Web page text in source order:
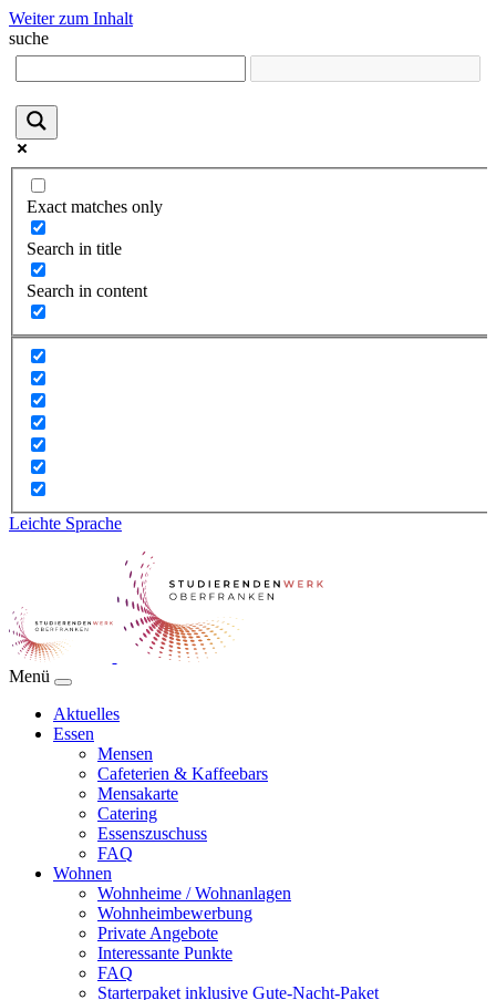
Weiter zum Inhalt
suche
Exact matches only
Search in title
Search in content
Leichte Sprache
Menü
Aktuelles
Essen
Mensen
Cafeterien & Kaffeebars
Mensakarte
Catering
Essenszuschuss
FAQ
Wohnen
Wohnheime / Wohnanlagen
Wohnheimbewerbung
Private Angebote
Interessante Punkte
FAQ
Starterpaket inklusive Gute-Nacht-Paket